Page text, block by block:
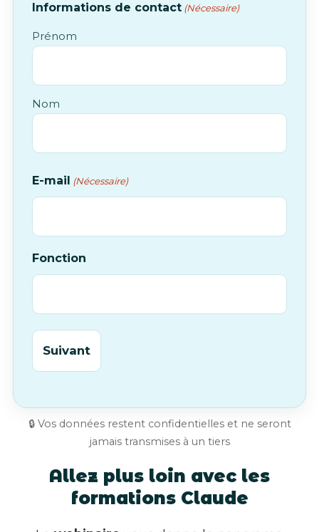
Informations de contact (Nécessaire)
Prénom
Nom
E-mail (Nécessaire)
Fonction
🔒 Vos données restent confidentielles et ne seront
jamais transmises à un tiers
Allez plus loin avec les
formations Claude